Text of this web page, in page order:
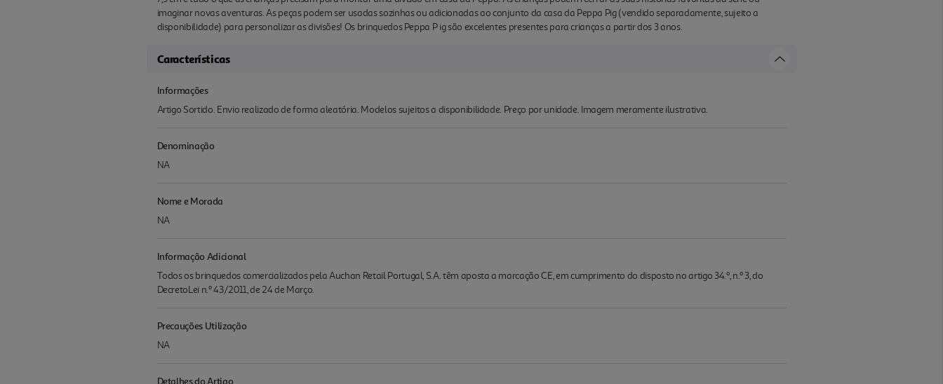
imaginar novas aventuras. As peças podem ser usadas sozinhas ou adicionadas ao conjunto da casa da Peppa Pig (vendido separadamente, sujeito a
disponibilidade) para personalizar as divisões! Os brinquedos Peppa P ig são excelentes presentes para crianças a partir dos 3 anos.
Características
Informações
Artigo Sortido. Envio realizado de forma aleatória. Modelos sujeitos a disponibilidade. Preço por unidade. Imagem meramente ilustrativa.
Denominação
NA
Nome e Morada
NA
Informação Adicional
Todos os brinquedos comercializados pela Auchan Retail Portugal, S.A. têm aposta a marcação CE, em cumprimento do disposto no artigo 34.º, n.º 3, do
DecretoLei n.º 43/2011, de 24 de Março.
Precauções Utilização
NA
Detalhes do Artigo